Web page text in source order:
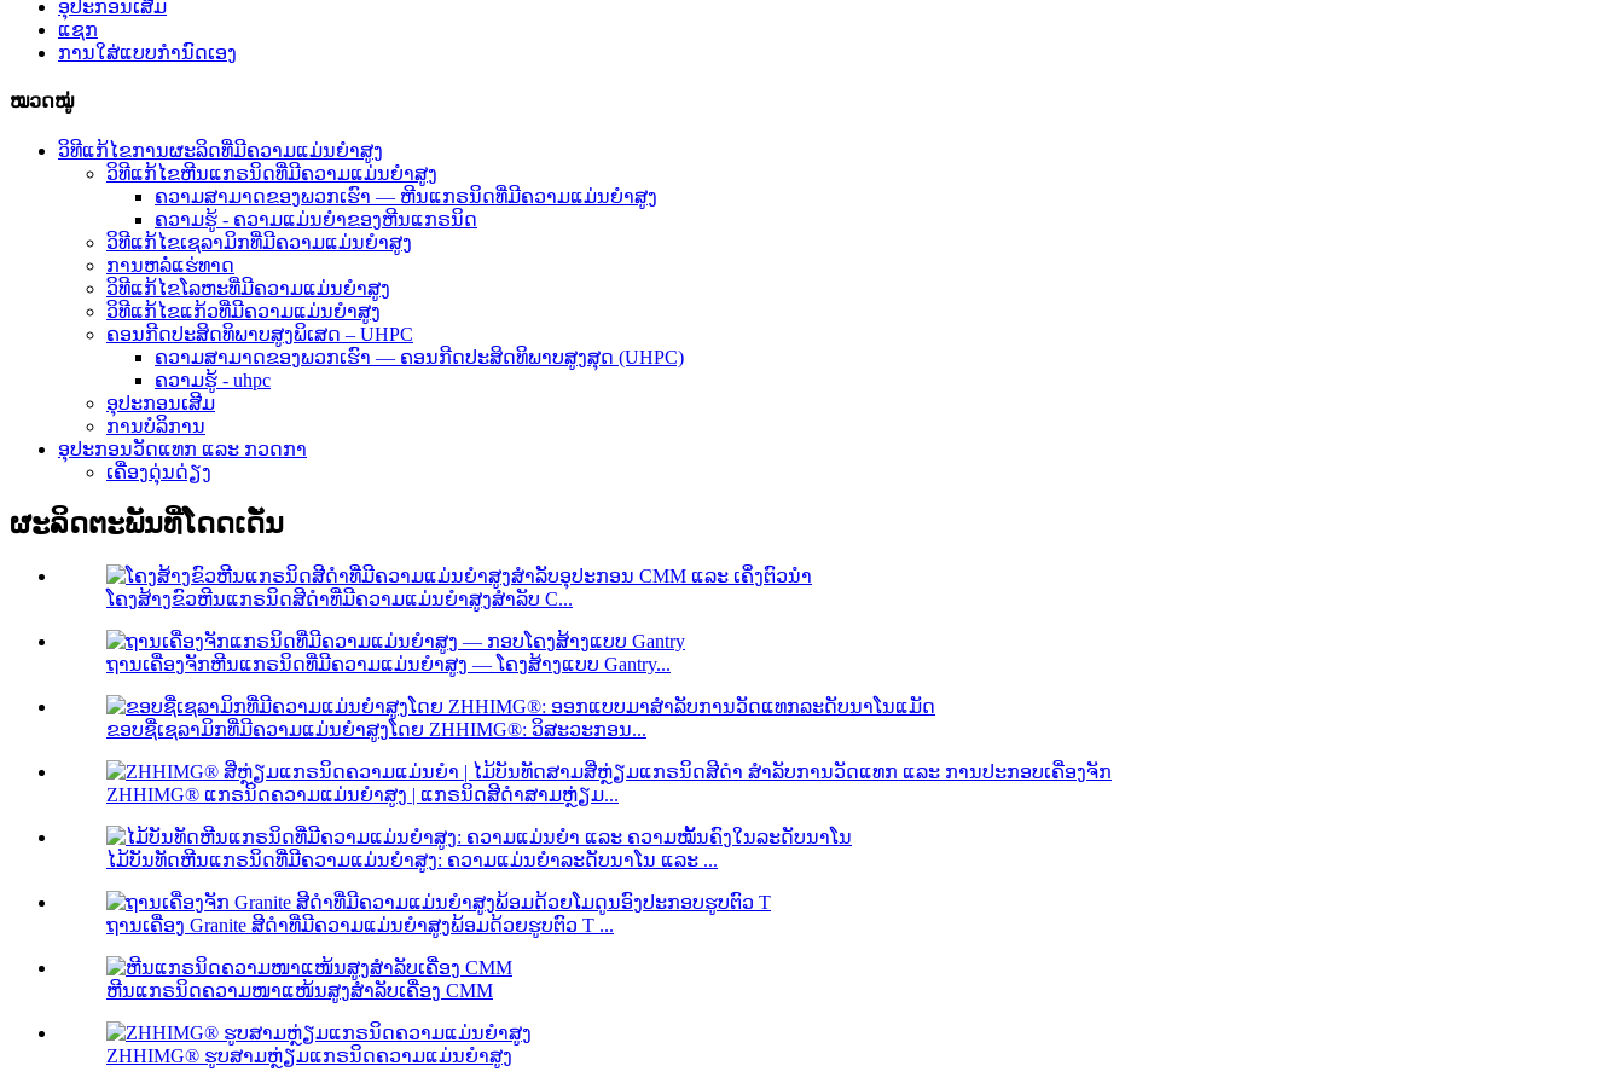
ອຸປະກອນເສີມ
ແຊກ
ການໃສ່ແບບກຳນົດເອງ
ໝວດໝູ່
ວິທີແກ້ໄຂການຜະລິດທີ່ມີຄວາມແມ່ນຍໍາສູງ
ວິທີແກ້ໄຂຫີນແກຣນິດທີ່ມີຄວາມແມ່ນຍຳສູງ
ຄວາມສາມາດຂອງພວກເຮົາ — ຫີນແກຣນິດທີ່ມີຄວາມແມ່ນຍຳສູງ
ຄວາມຮູ້ - ຄວາມແມ່ນຍໍາຂອງຫີນແກຣນິດ
ວິທີແກ້ໄຂເຊລາມິກທີ່ມີຄວາມແມ່ນຍໍາສູງ
ການຫລໍ່ແຮ່ທາດ
ວິທີແກ້ໄຂໂລຫະທີ່ມີຄວາມແມ່ນຍໍາສູງ
ວິທີແກ້ໄຂແກ້ວທີ່ມີຄວາມແມ່ນຍໍາສູງ
ຄອນກີດປະສິດທິພາບສູງພິເສດ – UHPC
ຄວາມສາມາດຂອງພວກເຮົາ — ຄອນກີດປະສິດທິພາບສູງສຸດ (UHPC)
ຄວາມຮູ້ - uhpc
ອຸປະກອນເສີມ
ການບໍລິການ
ອຸປະກອນວັດແທກ ແລະ ກວດກາ
ເຄື່ອງດຸ່ນດ່ຽງ
ຜະລິດຕະພັນທີ່ໂດດເດັ່ນ
ໂຄງສ້າງຂົວຫີນແກຣນິດສີດຳທີ່ມີຄວາມແມ່ນຍໍາສູງສຳລັບ C...
ຖານເຄື່ອງຈັກຫີນແກຣນິດທີ່ມີຄວາມແມ່ນຍໍາສູງ — ໂຄງສ້າງແບບ Gantry...
ຂອບຊື່ເຊລາມິກທີ່ມີຄວາມແມ່ນຍໍາສູງໂດຍ ZHHIMG®: ວິສະວະກອນ...
ZHHIMG® ແກຣນິດຄວາມແມ່ນຍໍາສູງ | ແກຣນິດສີດໍາສາມຫຼ່ຽມ...
ໄມ້ບັນທັດຫີນແກຣນິດທີ່ມີຄວາມແມ່ນຍໍາສູງ: ຄວາມແມ່ນຍໍາລະດັບນາໂນ ແລະ ...
ຖານເຄື່ອງ Granite ສີດຳທີ່ມີຄວາມແມ່ນຍໍາສູງພ້ອມດ້ວຍຮູບຕົວ T ...
ຫີນແກຣນິດຄວາມໜາແໜ້ນສູງສຳລັບເຄື່ອງ CMM
ZHHIMG® ຮູບສາມຫຼ່ຽມແກຣນິດຄວາມແມ່ນຍໍາສູງ